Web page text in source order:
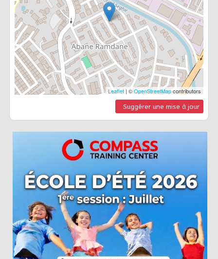
Leaflet | ©OpenStreetMapcontributors
Suggérer une mise à jour